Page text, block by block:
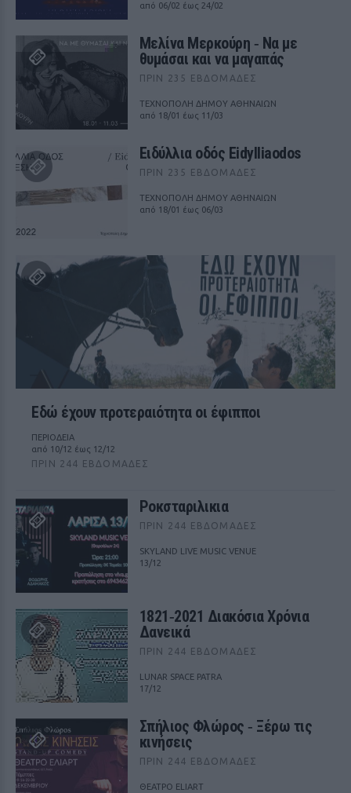
από 06/02 έως 24/02
Μελίνα Μερκούρη ‑ Να με
θυμάσαι και να μαγαπάς
ΠΡΙΝ 235 ΕΒΔΟΜΆΔΕΣ
ΤΕΧΝΟΠΟΛΗ ΔΗΜΟΥ ΑΘΗΝΑΙΩΝ
από 18/01 έως 11/03
Ειδύλλια οδός Eidylliaodos
ΠΡΙΝ 235 ΕΒΔΟΜΆΔΕΣ
ΤΕΧΝΟΠΟΛΗ ΔΗΜΟΥ ΑΘΗΝΑΙΩΝ
από 18/01 έως 06/03
Εδώ έχουν προτεραιότητα οι έφιπποι
ΠΕΡΙΟΔΕΙΑ
από 10/12 έως 12/12
ΠΡΙΝ 244 ΕΒΔΟΜΆΔΕΣ
Ροκσταριλικια
ΠΡΙΝ 244 ΕΒΔΟΜΆΔΕΣ
SKYLAND LIVE MUSIC VENUE
13/12
1821‑2021 Διακόσια Χρόνια
Δανεικά
ΠΡΙΝ 244 ΕΒΔΟΜΆΔΕΣ
LUNAR SPACE PATRA
17/12
Σπήλιος Φλώρος ‑ Ξέρω τις
κινήσεις
ΠΡΙΝ 244 ΕΒΔΟΜΆΔΕΣ
ΘΕΑΤΡΟ ELIART